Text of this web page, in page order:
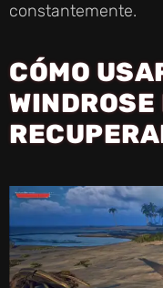
constantemente.
CÓMO
WINDROSE